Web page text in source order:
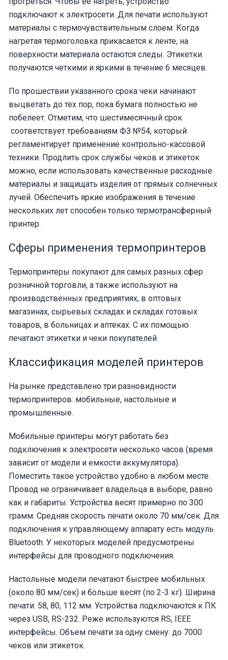
подключают к электросети. Для печати используют
материалы с термочувствительным слоем. Когда
нагретая термоголовка прикасается к ленте, на
поверхности материала остаются следы. Этикетки
получаются четкими и яркими в течение 6 месяцев.
По прошествии указанного срока чеки начинают
выцветать до тех пор, пока бумага полностью не
побелеет. Отметим, что шестимесячный срок
соответствует требованиям ФЗ №54, который
регламентирует применение контрольно-кассовой
техники. Продлить срок службы чеков и этикеток
можно, если использовать качественные расходные
материалы и защищать изделия от прямых солнечных
лучей. Обеспечить яркие изображения в течение
нескольких лет способен только термотрансферный
принтер.
Сферы применения термопринтеров
Термопринтеры покупают для самых разных сфер
розничной торговли, а также используют на
производственных предприятиях, в оптовых
магазинах, сырьевых складах и складах готовых
товаров, в больницах и аптеках. С их помощью
печатают этикетки и чеки покупателей.
Классификация моделей принтеров
На рынке представлено три разновидности
термопринтеров: мобильные, настольные и
промышленные.
Мобильные принтеры могут работать без
подключения к электросети несколько часов (время
зависит от модели и емкости аккумулятора).
Поместить такое устройство удобно в любом месте.
Провод не ограничивает владельца в выборе, равно
как и габариты. Устройства весят примерно по 300
грамм. Средняя скорость печати около 70 мм/сек. Для
подключения к управляющему аппарату есть модуль
Bluetooth. У некоторых моделей предусмотрены
интерфейсы для проводного подключения.
Настольные модели печатают быстрее мобильных
(около 80 мм/сек) и больше весят (по 2-3 кг). Ширина
печати: 58, 80, 112 мм. Устройства подключаются к ПК
через USB, RS-232. Реже используются RS, IEEE
интерфейсы. Объем печати за одну смену: до 7000
чеков или этикеток.